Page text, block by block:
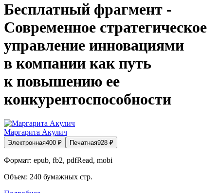
Бесплатный фрагмент -
Современное стратегическое
управление инновациями
в компании как путь
к повышению ее
конкурентоспособности
Маргарита Акулич
Электронная400 ₽ Печатная928 ₽
Формат: epub, fb2, pdfRead, mobi
Объем: 240 бумажных стр.